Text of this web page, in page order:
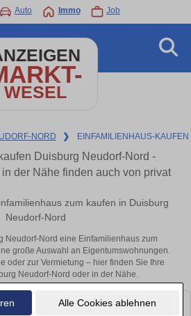
Alle Cookies ablehnen
Auto Immo Job
WESEL
NORD ❯ EINFAMILIENHAUS-KAUFEN
Duisburg Neudorf-Nord -
der Nähe finden auch von privat
zum kaufen in Duisburg
Neudorf-Nord
Neudorf-Nord eine Einfamilienhaus zum
große Auswahl an Eigentumswohnungen.
oder zur Vermietung – hier finden Sie Ihre
Neudorf-Nord oder in der Nähe.